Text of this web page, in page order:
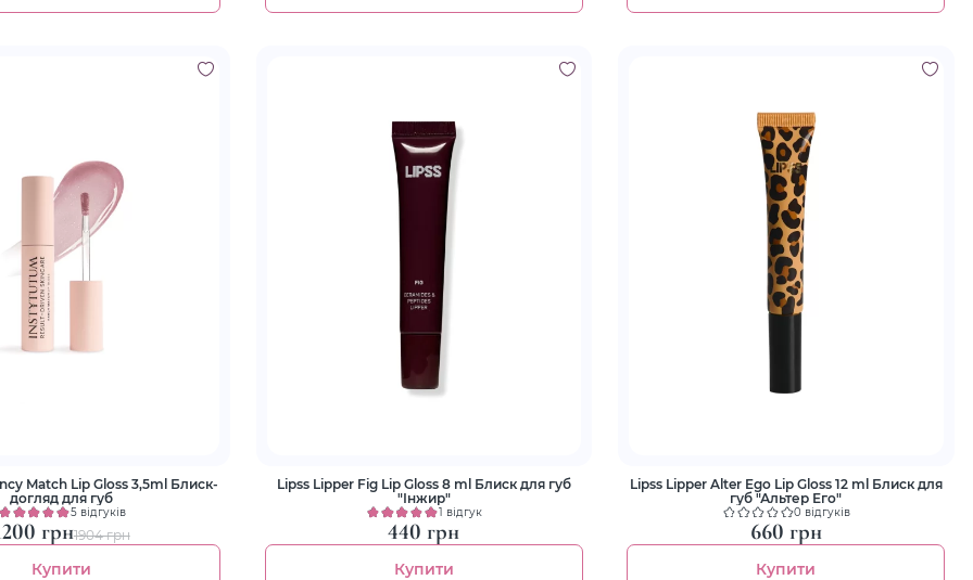
Lip Gloss 3,5ml Блиск-
догляд для губ
5 відгуків
грн1904 грн
Купити
Lipss Lipper Fig Lip Gloss 8 ml Блиск для губ
"Інжир"
1 відгук
440 грн
Купити
Lipss Lipper Alter Ego Lip Gloss 12 ml Блиск для
губ "Альтер Его"
0 відгуків
660 грн
Купити